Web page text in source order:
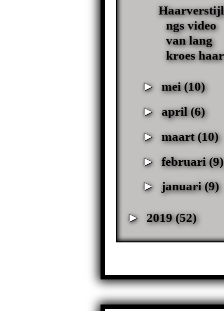
ngs video
van lang
kroes haar
► mei(10)
► april(6)
► maart(10)
► februari(9)
► januari(9)
► 2019(52)